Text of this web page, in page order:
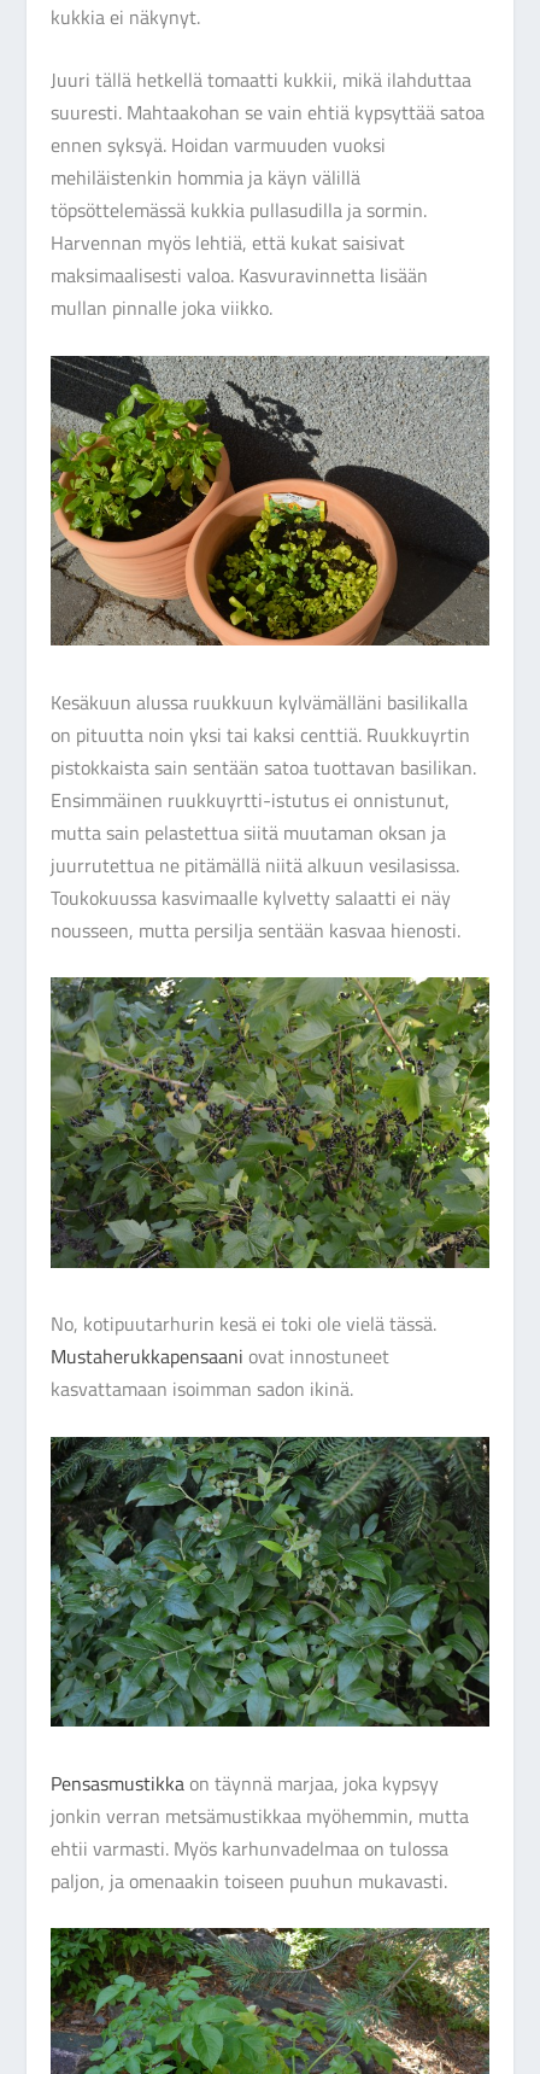
kukkia ei näkynyt.
Juuri tällä hetkellä tomaatti kukkii, mikä ilahduttaa
suuresti. Mahtaakohan se vain ehtiä kypsyttää satoa
ennen syksyä. Hoidan varmuuden vuoksi
mehiläistenkin hommia ja käyn välillä
töpsöttelemässä kukkia pullasudilla ja sormin.
Harvennan myös lehtiä, että kukat saisivat
maksimaalisesti valoa. Kasvuravinnetta lisään
mullan pinnalle joka viikko.
Kesäkuun alussa ruukkuun kylvämälläni basilikalla
on pituutta noin yksi tai kaksi centtiä. Ruukkuyrtin
pistokkaista sain sentään satoa tuottavan basilikan.
Ensimmäinen ruukkuyrtti-istutus ei onnistunut,
mutta sain pelastettua siitä muutaman oksan ja
juurrutettua ne pitämällä niitä alkuun vesilasissa.
Toukokuussa kasvimaalle kylvetty salaatti ei näy
nousseen, mutta persilja sentään kasvaa hienosti.
No, kotipuutarhurin kesä ei toki ole vielä tässä.
Mustaherukkapensaani ovat innostuneet
kasvattamaan isoimman sadon ikinä.
Pensasmustikkaon täynnä marjaa, joka kypsyy
jonkin verran metsämustikkaa myöhemmin, mutta
ehtii varmasti. Myös karhunvadelmaa on tulossa
paljon, ja omenaakin toiseen puuhun mukavasti.